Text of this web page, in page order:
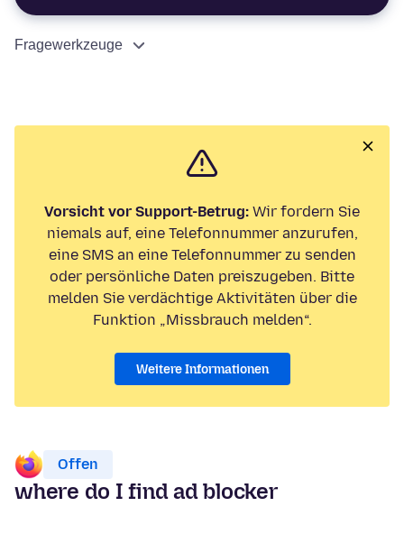
Fragewerkzeuge
Vorsicht vor Support-Betrug: Wir fordern Sie
niemals auf, eine Telefonnummer anzurufen,
eine SMS an eine Telefonnummer zu senden
oder persönliche Daten preiszugeben. Bitte
melden Sie verdächtige Aktivitäten über die
Funktion „Missbrauch melden“.
Weitere Informationen
Offen
where do I find ad blocker